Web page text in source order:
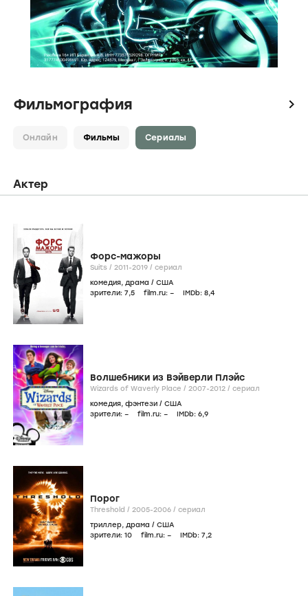
Фильмография icon
Онлайн Фильмы Сериалы
Актер
Форс-мажоры
Suits / 2011-2019 / сериал
комедия, драма / США
зрители: 7,5 film.ru: – IMDb: 8,4
Волшебники из Вэйверли Плэйс
Wizards of Waverly Place / 2007-2012 / сериал
комедия, фэнтези / США
зрители: – film.ru: – IMDb: 6,9
Порог
Threshold / 2005-2006 / сериал
триллер, драма / США
зрители: 10 film.ru: – IMDb: 7,2